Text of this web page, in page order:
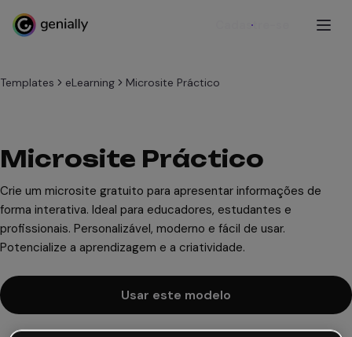
Cadastre-se
Templates eLearning Microsite Práctico
Microsite Práctico
Crie um microsite gratuito para apresentar informações de
forma interativa. Ideal para educadores, estudantes e
profissionais. Personalizável, moderno e fácil de usar.
Potencialize a aprendizagem e a criatividade.
Usar este modelo